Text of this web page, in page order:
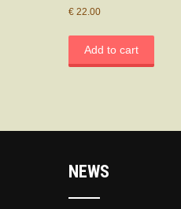
€ 22.00
Add to cart
NEWS